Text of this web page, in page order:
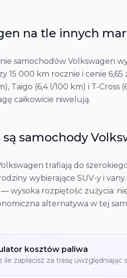
na tle innych
samochodów Volkswagen
15 000 km rocznie i cenie
Taigo (6,4 l/100 km) i T-
całkowicie niwelują.
są samochody
trafiają do
wybierające SUV-y i
— wysoka rozpiętość
alternatywa w tej
kosztów paliwa
ile zapłacisz za trasę uwzględniając